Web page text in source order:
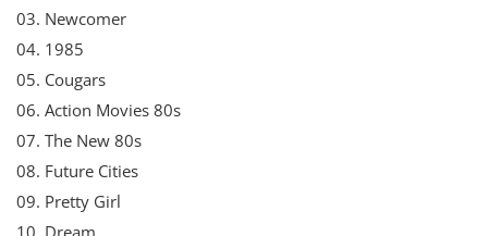
03. Newcomer
04. 1985
05. Cougars
06. Action Movies 80s
07. The New 80s
08. Future Cities
09. Pretty Girl
10. Dream